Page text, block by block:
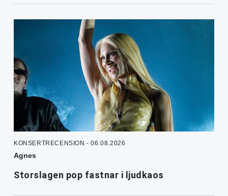
KONSERTRECENSION - 06.08.2026
Agnes
Storslagen pop fastnar i ljudkaos